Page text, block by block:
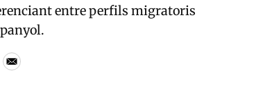
entre perfils migratoris